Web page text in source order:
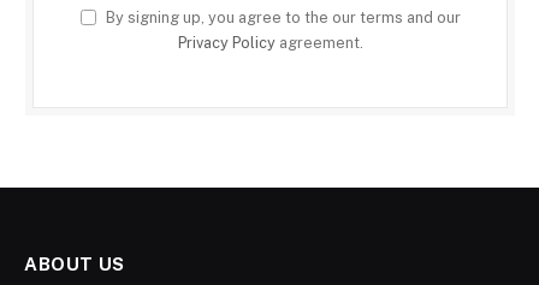
By signing up, you agree to the our terms and our
Privacy Policyagreement.
ABOUT US